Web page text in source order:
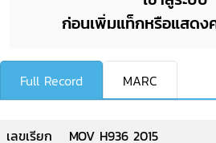
ก่อนเพิ่มแท็กหรือแสดง
Full Record MARC
เลขเรียก
MOV H936 2015